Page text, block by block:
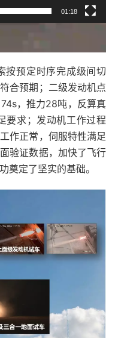
01:18
按预定时序完成级间切
合预期；二级发动机点
，推力28吨，反算真
要求；发动机工作过程
作正常，伺服特性满足
验证数据，加快了飞行
奠定了坚实的基础。